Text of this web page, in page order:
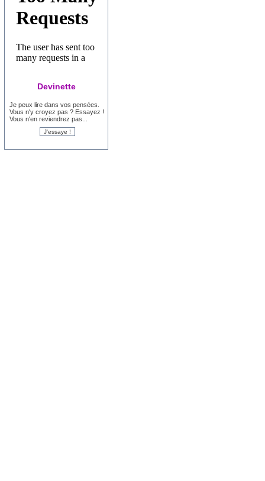
Devinette
Je peux lire dans vos pensées.
Vous n'y croyez pas ? Essayez !
Vous n'en reviendrez pas...